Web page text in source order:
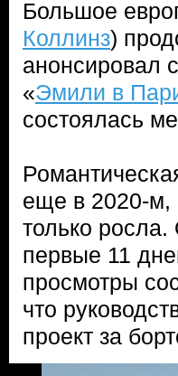
Большое
Коллинз)
анонсировал
«Эмили в
состоялась
еще в 2020-м,
только росла.
первые 11
просмотры
что
проект за